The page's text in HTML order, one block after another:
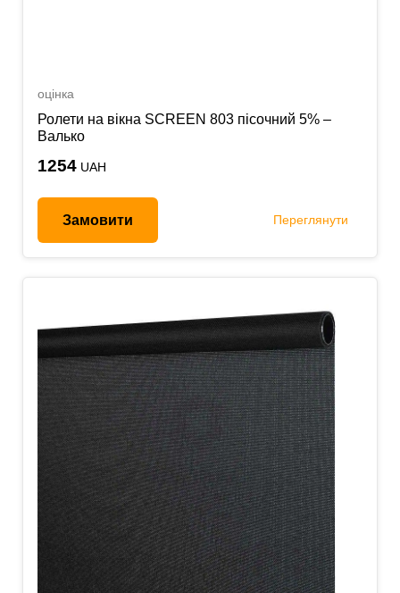
оцінка
Ролети на вікна SCREEN 803 пісочний 5% –
Валько
1254 UAH
Замовити Переглянути